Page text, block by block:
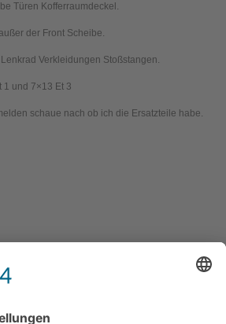
Türen Kofferraumdeckel.
der Front Scheibe.
Verkleidungen Stoßstangen.
1 und 7×13 Et 3
schaue nach ob ich die Ersatzteile habe.